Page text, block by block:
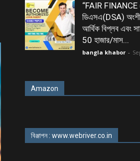
“FAIR FINANCE
ডিএসএ(DSA)
আর্থিক বিপ্লব এবং
50 হাজার/মাস...
bangla khabor -
Amazon
বিঞ্জাপন : www.webriver.co.in